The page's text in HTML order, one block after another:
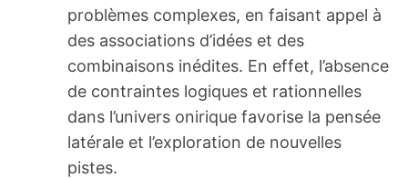
problèmes complexes, en faisant appel à
des associations d’idées et des
combinaisons inédites. En effet, l’absence
de contraintes logiques et rationnelles
dans l’univers onirique favorise la pensée
latérale et l’exploration de nouvelles
pistes.